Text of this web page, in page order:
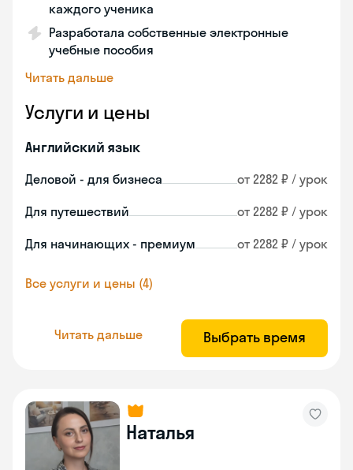
каждого ученика
Разработала собственные электронные
учебные пособия
Читать дальше
Услуги и цены
Английский язык
Деловой - для бизнеса от 2282 ₽ / урок
Для путешествий от 2282 ₽ / урок
Для начинающих - премиум от 2282 ₽ / урок
Все услуги и цены (4)
Читать дальше Выбрать время
Наталья